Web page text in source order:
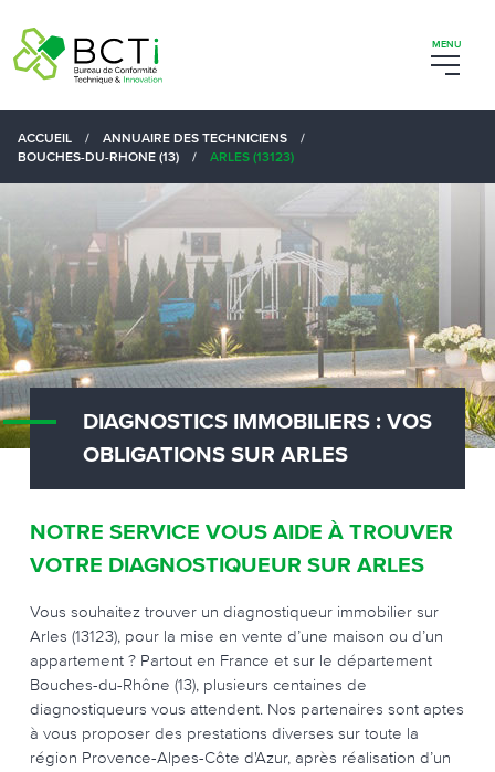
ACCUEIL / ANNUAIRE DES TECHNICIENS
/
BOUCHES-DU-RHONE (13)
/ ARLES (13123)
DIAGNOSTICS IMMOBILIERS : VOS
OBLIGATIONS SUR ARLES
NOTRE SERVICE VOUS AIDE À TROUVER
VOTRE DIAGNOSTIQUEUR SUR ARLES
Vous souhaitez trouver un diagnostiqueur immobilier sur
Arles (13123), pour la mise en vente d’une maison ou d’un
appartement ? Partout en France et sur le département
Bouches-du-Rhône (13), plusieurs centaines de
diagnostiqueurs vous attendent. Nos partenaires sont aptes
à vous proposer des prestations diverses sur toute la
région Provence-Alpes-Côte d'Azur, après réalisation d’un